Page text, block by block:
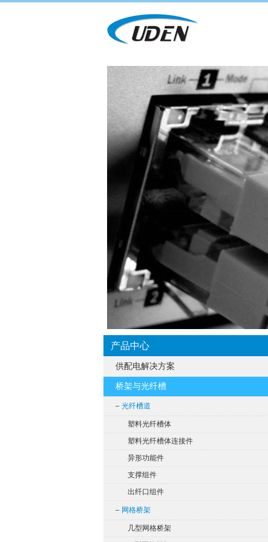
产品中心
供配电解决方案
桥架与光纤槽
光纤槽道
塑料光纤槽体
塑料光纤槽体连接件
异形功能件
支撑组件
出纤口组件
网格桥架
几型网格桥架